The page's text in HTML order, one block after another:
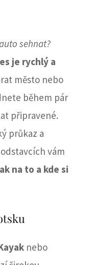
sehnat?
je rychlý a
město nebo
během pár
připravené.
průkaz a
vám
na to a kde si
nebo